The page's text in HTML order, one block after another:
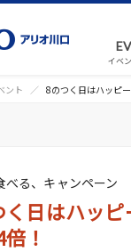
イベ
ント 8のつく日はハッピ
べる、キャンペーン
く日はハッ
！